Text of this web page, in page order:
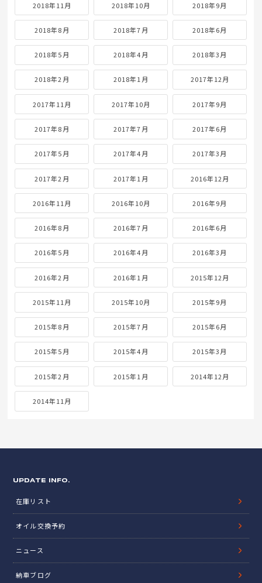
2018年11月 2018年10月 2018年9月
2018年8月 2018年7月 2018年6月
2018年5月 2018年4月 2018年3月
2018年2月 2018年1月 2017年12月
2017年11月 2017年10月 2017年9月
2017年8月 2017年7月 2017年6月
2017年5月 2017年4月 2017年3月
2017年2月 2017年1月 2016年12月
2016年11月 2016年10月 2016年9月
2016年8月 2016年7月 2016年6月
2016年5月 2016年4月 2016年3月
2016年2月 2016年1月 2015年12月
2015年11月 2015年10月 2015年9月
2015年8月 2015年7月 2015年6月
2015年5月 2015年4月 2015年3月
2015年2月 2015年1月 2014年12月
2014年11月
UPDATE INFO.
在庫リスト
オイル交換予約
ニュース
納車ブログ